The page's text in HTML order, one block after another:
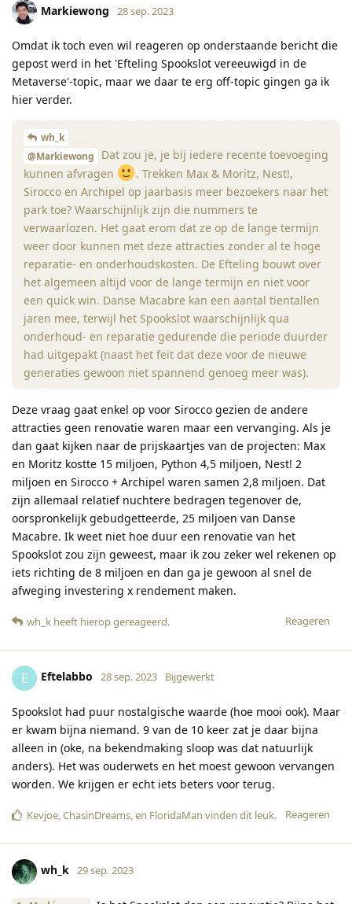
Markiewong 28 sep. 2023
Omdat ik toch even wil reageren op onderstaande bericht die
gepost werd in het 'Efteling Spookslot vereeuwigd in de
Metaverse'-topic, maar we daar te erg off-topic gingen ga ik
hier verder.
wh_k
@Markiewong
Dat zou je, je bij iedere recente toevoeging
kunnen afvragen
. Trekken Max & Moritz, Nest!,
Sirocco en Archipel op jaarbasis meer bezoekers naar het
park toe? Waarschijnlijk zijn die nummers te
verwaarlozen. Het gaat erom dat ze op de lange termijn
weer door kunnen met deze attracties zonder al te hoge
reparatie- en onderhoudskosten. De Efteling bouwt over
het algemeen altijd voor de lange termijn en niet voor
een quick win. Danse Macabre kan een aantal tientallen
jaren mee, terwijl het Spookslot waarschijnlijk qua
onderhoud- en reparatie gedurende die periode duurder
had uitgepakt (naast het feit dat deze voor de nieuwe
generaties gewoon niet spannend genoeg meer was).
Deze vraag gaat enkel op voor Sirocco gezien de andere
attracties geen renovatie waren maar een vervanging. Als je
dan gaat kijken naar de prijskaartjes van de projecten: Max
en Moritz kostte 15 miljoen, Python 4,5 miljoen, Nest! 2
miljoen en Sirocco + Archipel waren samen 2,8 miljoen. Dat
zijn allemaal relatief nuchtere bedragen tegenover de,
oorspronkelijk gebudgetteerde, 25 miljoen van Danse
Macabre. Ik weet niet hoe duur een renovatie van het
Spookslot zou zijn geweest, maar ik zou zeker wel rekenen op
iets richting de 8 miljoen en dan ga je gewoon al snel de
afweging investering x rendement maken.
Reageren
wh_k heeft hierop gereageerd.
E Eftelabbo 28 sep. 2023 Bijgewerkt
Spookslot had puur nostalgische waarde (hoe mooi ook). Maar
er kwam bijna niemand. 9 van de 10 keer zat je daar bijna
alleen in (oke, na bekendmaking sloop was dat natuurlijk
anders). Het was ouderwets en het moest gewoon vervangen
worden. We krijgen er echt iets beters voor terug.
Reageren
Kevjoe ChasinDreams , en FloridaMan vinden dit leuk.
wh_k 29 sep. 2023